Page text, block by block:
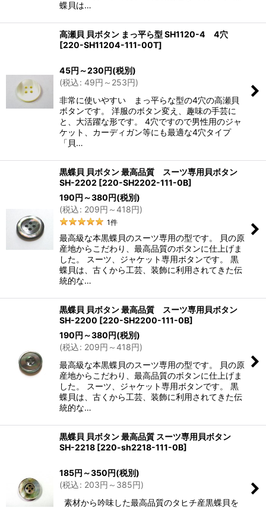
蝶貝は…
高瀬貝 貝ボタン まっ平ら型 SH1120-4 4穴
[220-SH11204-111-00T]
45円 ～230円(税別)
(税込: 49円 ～253円)
非常に使いやすい まっ平らな型の4穴の高瀬貝
ボタンです。 洋服のボタン変え、趣味の手芸に
と、大活躍な形です。 4穴ですので男性用のジャ
ケット、カーディガン等にも最適な4穴タイプ
「貝…
黒蝶貝 貝ボタン 最高品質 スーツ専用貝ボタン
SH-2202 [220-SH2202-111-0B]
190円 ～380円(税別)
(税込: 209円 ～418円)
1件
最高級な本黒蝶貝のスーツ専用の型です。 貝の原
産地からこだわり、最高品質のボタンに仕上げま
した。 スーツ、ジャケット専用ボタンです。 黒
蝶貝は、古くから工芸、装飾に利用されてきた伝
統的な…
黒蝶貝 貝ボタン 最高品質 スーツ専用貝ボタン
SH-2200 [220-SH2200-111-0B]
190円 ～380円(税別)
(税込: 209円 ～418円)
最高級な本黒蝶貝のスーツ専用の型です。 貝の原
産地からこだわり、最高品質のボタンに仕上げま
した。 スーツ、ジャケット専用ボタンです。 黒
蝶貝は、古くから工芸、装飾に利用されてきた伝
統的な…
黒蝶貝 貝ボタン 最高品質 スーツ専用貝ボタン
SH-2218 [220-sh2218-111-0B]
185円 ～350円(税別)
(税込: 203円 ～385円)
素材から吟味した最高品質のタヒチ産黒蝶貝を